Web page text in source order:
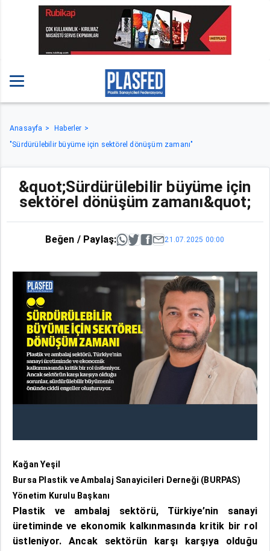
Anasayfa
Haberler
"Sürdürülebilir büyüme için sektörel dönüşüm zamanı"
&quot;Sürdürülebilir büyüme için
sektörel dönüşüm zamanı&quot;
Beğen / Paylaş: 21.07.2025 00:00
Kağan Yeşil
Bursa Plastik ve Ambalaj Sanayicileri Derneği (BURPAS)
Yönetim Kurulu Başkanı
Plastik ve ambalaj sektörü, Türkiye’nin sanayi
üretiminde ve ekonomik kalkınmasında kritik bir rol
üstleniyor. Ancak sektörün karşı karşıya olduğu